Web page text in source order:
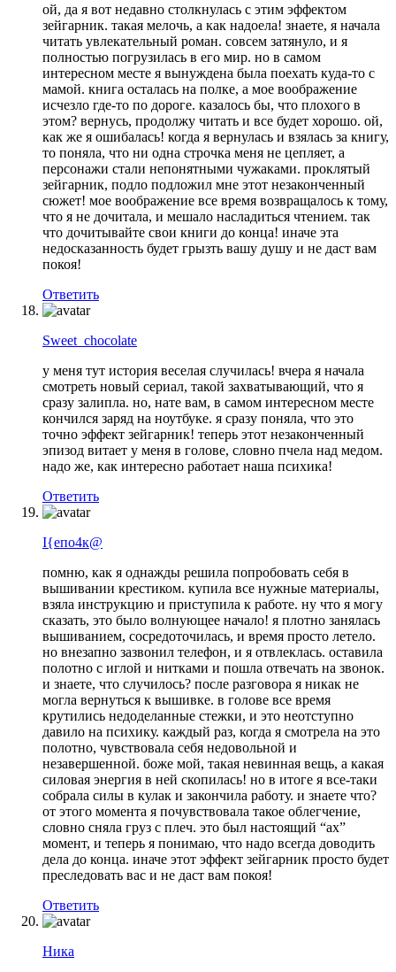
ой, да я вот недавно столкнулась с этим эффектом
зейгарник. такая мелочь, а как надоела! знаете, я начала
читать увлекательный роман. совсем затянуло, и я
полностью погрузилась в его мир. но в самом
интересном месте я вынуждена была поехать куда-то с
мамой. книга осталась на полке, а мое воображение
исчезло где-то по дороге. казалось бы, что плохого в
этом? вернусь, продолжу читать и все будет хорошо. ой,
как же я ошибалась! когда я вернулась и взялась за книгу,
то поняла, что ни одна строчка меня не цепляет, а
персонажи стали непонятными чужаками. проклятый
зейгарник, подло подложил мне этот незаконченный
сюжет! мое воображение все время возвращалось к тому,
что я не дочитала, и мешало насладиться чтением. так
что дочитывайте свои книги до конца! иначе эта
недосказанность будет грызть вашу душу и не даст вам
покоя!
Ответить
Sweet_chocolate
у меня тут история веселая случилась! вчера я начала
смотреть новый сериал, такой захватывающий, что я
сразу залипла. но, нате вам, в самом интересном месте
кончился заряд на ноутбуке. я сразу поняла, что это
точно эффект зейгарник! теперь этот незаконченный
эпизод витает у меня в голове, словно пчела над медом.
надо же, как интересно работает наша психика!
Ответить
I{епо4к@
помню, как я однажды решила попробовать себя в
вышивании крестиком. купила все нужные материалы,
взяла инструкцию и приступила к работе. ну что я могу
сказать, это было волнующее начало! я плотно занялась
вышиванием, сосредоточилась, и время просто летело.
но внезапно зазвонил телефон, и я отвлеклась. оставила
полотно с иглой и нитками и пошла отвечать на звонок.
и знаете, что случилось? после разговора я никак не
могла вернуться к вышивке. в голове все время
крутились недоделанные стежки, и это неотступно
давило на психику. каждый раз, когда я смотрела на это
полотно, чувствовала себя недовольной и
незавершенной. боже мой, такая невинная вещь, а какая
силовая энергия в ней скопилась! но в итоге я все-таки
собрала силы в кулак и закончила работу. и знаете что?
от этого момента я почувствовала такое облегчение,
словно сняла груз с плеч. это был настоящий “ах”
момент, и теперь я понимаю, что надо всегда доводить
дела до конца. иначе этот эффект зейгарник просто будет
преследовать вас и не даст вам покоя!
Ответить
Ника